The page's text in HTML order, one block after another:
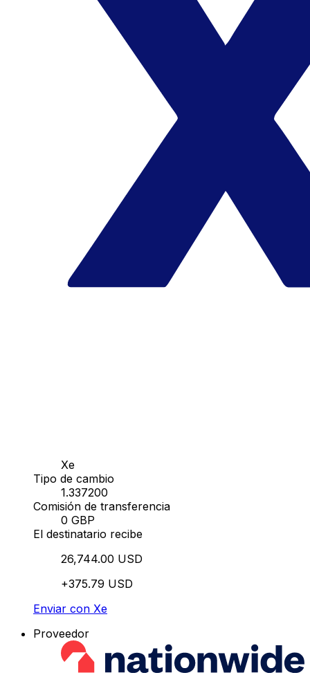
Xe
Tipo de cambio
1.337200
Comisión de transferencia
0 GBP
El destinatario recibe
26,744.00 USD
+375.79 USD
Enviar con Xe
Proveedor